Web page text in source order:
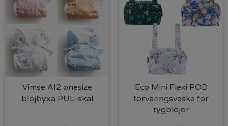
Vimse AI2 onesize
blöjbyxa PUL-skal
Eco Mini Flexi POD
förvaringsväska för
tygblöjor